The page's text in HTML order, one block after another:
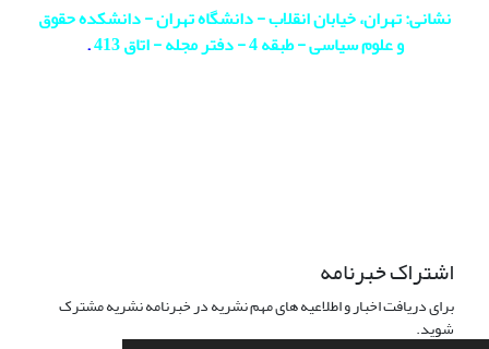
نشانی: تهران، خیابان انقلاب - دانشگاه تهران - دانشکده حقوق
و علوم سیاسی - طبقه 4 - دفتر مجله - اتاق 413
.
اشتراک خبرنامه
برای دریافت اخبار و اطلاعیه های مهم نشریه در خبرنامه نشریه مشترک
شوید.